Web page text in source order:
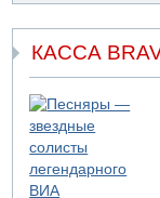
КАССА